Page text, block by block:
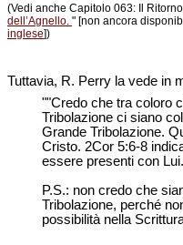
(Vedi anche Capitolo 063: Il
dell’Agnello. " [non ancora
inglese])
Tuttavia, R. Perry la vede in
""Credo che tra coloro
Tribolazione ci siano
Grande Tribolazione.
Cristo. 2Cor 5:6-8
essere presenti con
P.S.: non credo che
Tribolazione, perché
possibilità nella